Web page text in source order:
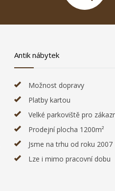
Antik nábytek
Možnost dopravy
Platby kartou
Velké parkoviště pro
Prodejní plocha 1200m²
Jsme na trhu od roku 2007
Lze i mimo pracovní dobu